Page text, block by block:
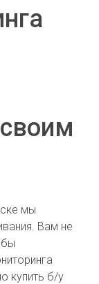
мы
Вам не
купить б/у